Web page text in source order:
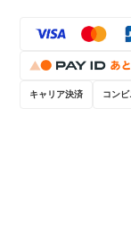
キャリア決済 コン